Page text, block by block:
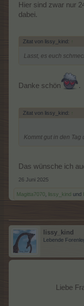
Hier sind zwar nur
dabei.
Zitat von lissy_kind: ↑
Lasst, es euch
Danke schön .
Zitat von lissy_kind: ↑
Kommt gut in den
Das wünsche ich
26 Juni 2025
Magitta7070 lissy_kind und
lissy_kind
Lebende
Liebe